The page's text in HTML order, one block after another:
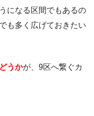
になる区間でもあるの
も多く広げておきたい
うかが、9区へ繋ぐカ